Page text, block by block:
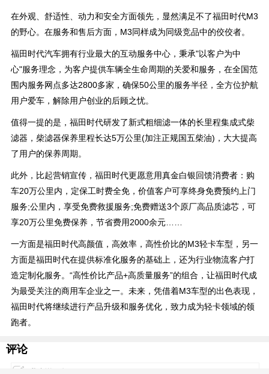
在外观、舒适性、动力和安全方面领先，显然满足不了福田时代M3
的野心。在服务和售后方面，M3同样成为同级竞品中的佼佼者。
福田时代汽车拥有行业最大的互动服务中心，秉承"以客户为中
心"服务理念，为客户提供车辆全生命周期的关爱和服务，在全国范
围内服务网点多达2800多家，确保50公里的服务半径，全方位护航
用户爱车，解除用户创业的后顾之忧。
值得一提的是，福田时代研发了新式粗细滤一体的长里程集成式柴
滤器，柴滤器保养里程长达5万公里(加注正规国五柴油)，大大提高
了用户的保养周期。
此外，比起营销宣传，福田时代更愿意用真金白银回馈消费者：购
车20万公里内，定保工时费全免，价值客户可享终身免费预约上门
服务;公里内，享受免费救援服务;免费赠送3个原厂高品质滤芯，可
享20万公里免费保养，节省费用2000余元……
一方面是福田时代高颜值，高效率，高性价比的M3轻卡车型，另一
方面是福田时代在提供标准化服务的基础上，还为行业物流客户打
造定制化服务。“高性价比产品+高质量服务”的组合，让福田时代成
为最受关注的商用车企业之一。未来，凭借着M3车型的出色表现，
福田时代将继续进行产品升级和服务优化，致力成为轻卡领域的领
跑者。
评论